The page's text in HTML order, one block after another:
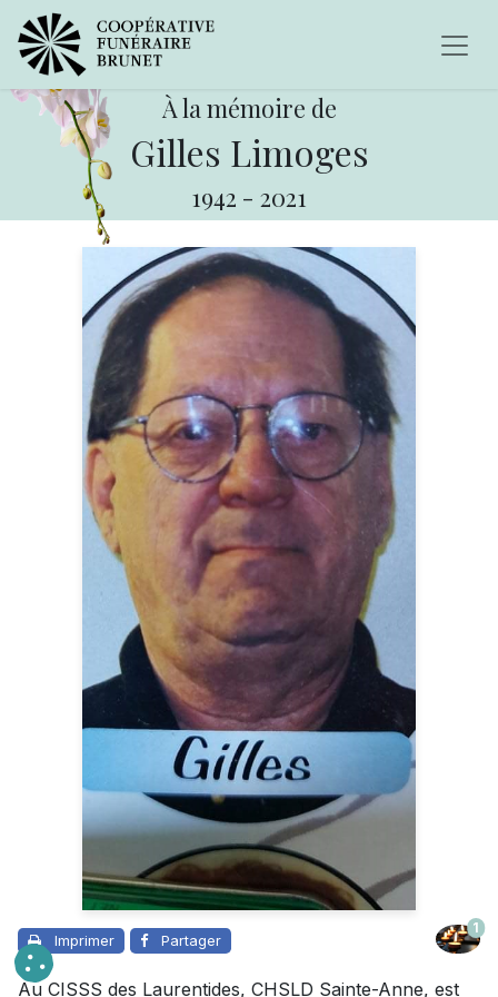
À la mémoire de
Gilles Limoges
1942 - 2021
Imprimer Partager
1
Au CISSS des Laurentides, CHSLD Sainte-Anne, est